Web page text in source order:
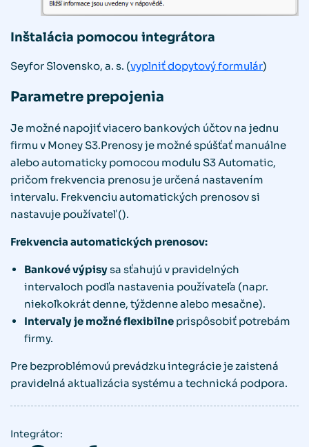
Inštalácia pomocou integrátora
Seyfor Slovensko, a. s. (vyplniť dopytový formulár)
Parametre prepojenia
Je možné napojiť viacero bankových účtov na jednu
firmu v Money S3.Prenosy je možné spúšťať manuálne
alebo automaticky pomocou modulu S3 Automatic,
pričom frekvencia prenosu je určená nastavením
intervalu. Frekvenciu automatických prenosov si
nastavuje používateľ ().
Frekvencia automatických prenosov:
Bankové výpisysa sťahujú v pravidelných
intervaloch podľa nastavenia používateľa (napr.
niekoľkokrát denne, týždenne alebo mesačne).
Intervaly je možné flexibilne prispôsobiť potrebám
firmy.
Pre bezproblémovú prevádzku integrácie je zaistená
pravidelná aktualizácia systému a technická podpora.
Integrátor: